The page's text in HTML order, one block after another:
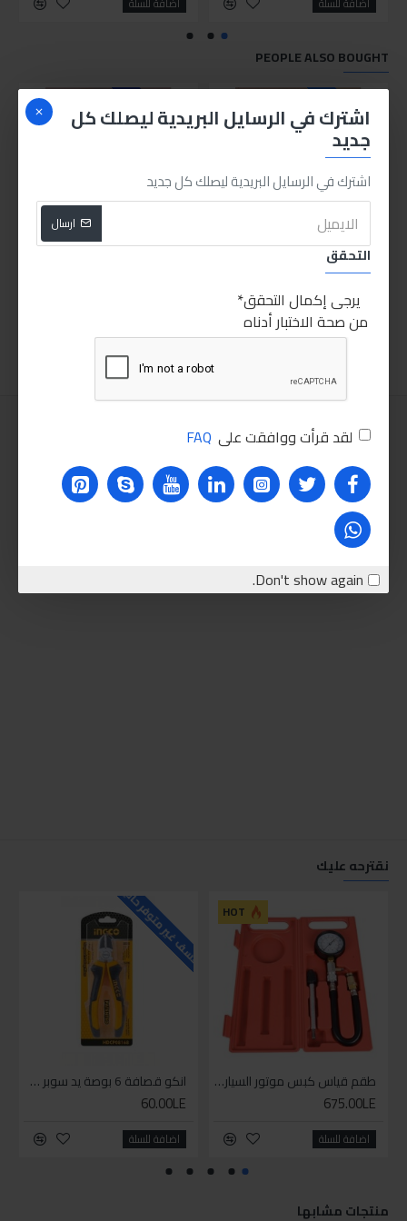
اشترك في الرسايل البريدية ليصلك كل
جديد
اشترك في الرسايل البريدية ليصلك كل جديد
ارسال
التحقق
يرجى إكمال التحقق
من صحة الاختبار أدناه
لقد قرأت ووافقت على FAQ
Don't show again.
PEOPLE ALSO BOUGHT
غير متوفر
مفك عجوز قلاب اتجاهين
25.00LE
اضافة للسلة
CUSTOM LABELS
نقترحه عليك
HOT
طقم قياس كبس موتور السياره 3 ق
675.00LE
اضافة للسلة
للاسف غير متوفر حاليا
انكو قصافة 6 بوصة يد سوبر وان
60.00LE
اضافة للسلة
منتجات مشابها